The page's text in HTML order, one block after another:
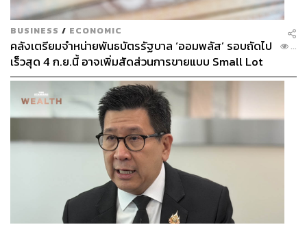
BUSINESS / ECONOMIC
คลังเตรียมจำหน่ายพันธบัตรรัฐบาล ‘ออมพลัส’ รอบถัดไป
เร็วสุด 4 ก.ย.นี้ อาจเพิ่มสัดส่วนการขายแบบ Small Lot
First มากขึ้น
...